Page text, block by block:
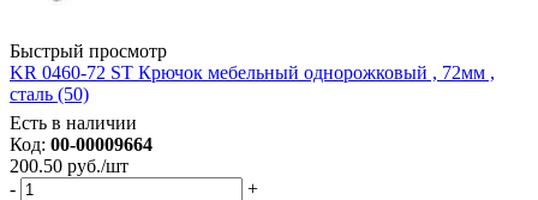
Быстрый просмотр
KR 0460-72 ST Крючок мебельный однорожковый , 72мм ,
сталь (50)
Есть в наличии
Код: 00-00009664
200.50 руб./шт
-
+